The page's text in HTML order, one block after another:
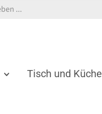
Tisch und Küche